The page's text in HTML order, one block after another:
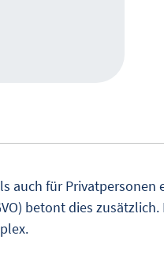
auch für Privatpersonen
betont dies zusätzlich.